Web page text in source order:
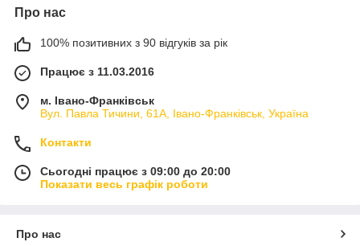
Про нас
100% позитивних з 90 відгуків за рік
Працює з 11.03.2016
м. Івано-Франківськ
Вул. Павла Тичини, 61А, Івано-Франківськ, Україна
Контакти
Сьогодні працює з 09:00 до 20:00
Показати весь графік роботи
Про нас